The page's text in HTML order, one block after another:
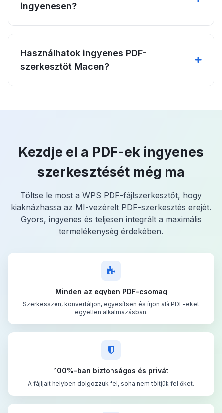
ingyenesen?
Használhatok ingyenes PDF-
szerkesztőt Macen?
Kezdje el a PDF-ek ingyenes
szerkesztését még ma
Töltse le most a WPS PDF-fájlszerkesztőt, hogy
kiaknázhassa az MI-vezérelt PDF-szerkesztés erejét.
Gyors, ingyenes és teljesen integrált a maximális
termelékenység érdekében.
Minden az egyben PDF-csomag
Szerkesszen, konvertáljon, egyesítsen és írjon alá PDF-eket
egyetlen alkalmazásban.
100%-ban biztonságos és privát
A fájljait helyben dolgozzuk fel, soha nem töltjük fel őket.